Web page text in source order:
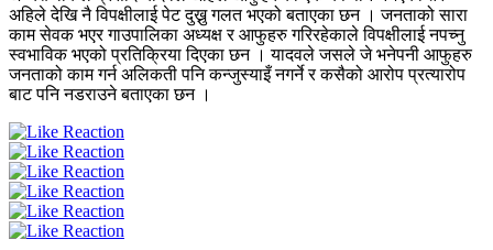
अहिले देखि नै विपक्षीलाई पेट दुख्नु गलत भएको बताएका छन । जनताको सारा
काम सेवक भएर गाउपालिका अध्यक्ष र आफुहरु गरिरहेकाले विपक्षीलाई नपच्नु
स्वभाविक भएको प्रतिक्रिया दिएका छन । यादवले जसले जे भनेपनी आफुहरु
जनताको काम गर्न अलिकती पनि कन्जुस्याइँ नगर्ने र कसैको आरोप प्रत्यारोप
बाट पनि नडराउने बताएका छन ।